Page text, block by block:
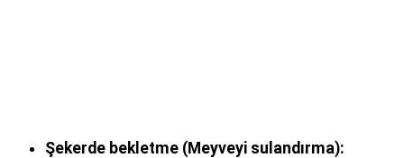
Şekerde bekletme (Meyveyi sulandırma):